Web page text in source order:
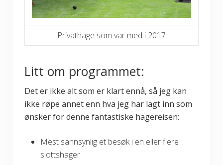
Privathage som var med i 2017
Litt om programmet:
Det er ikke alt som er klart ennå, så jeg kan
ikke røpe annet enn hva jeg har lagt inn som
ønsker for denne fantastiske hagereisen:
Mest sannsynlig et besøk i en eller flere
slottshager